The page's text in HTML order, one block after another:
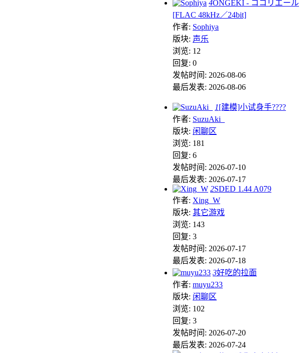
4ONGEKI - ココリエール
[FLAC 48kHz／24bit]
作者: Sophiya
版块: 声乐
浏览: 12
回复: 0
发帖时间: 2026-08-06
最后发表: 2026-08-06
1[建模]小试身手????
作者: SuzuAki_
版块: 闲聊区
浏览: 181
回复: 6
发帖时间: 2026-07-10
最后发表: 2026-07-17
2SDED 1.44 A079
作者: Xing_W
版块: 其它游戏
浏览: 143
回复: 3
发帖时间: 2026-07-17
最后发表: 2026-07-18
3好吃的拉面
作者: muyu233
版块: 闲聊区
浏览: 102
回复: 3
发帖时间: 2026-07-20
最后发表: 2026-07-24